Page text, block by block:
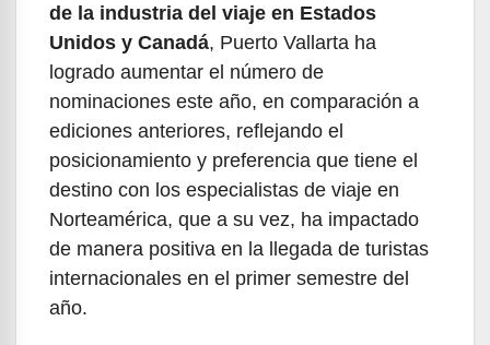
de la industria del viaje en Estados
Unidos y Canadá, Puerto Vallarta ha
logrado aumentar el número de
nominaciones este año, en comparación a
ediciones anteriores, reflejando el
posicionamiento y preferencia que tiene el
destino con los especialistas de viaje en
Norteamérica, que a su vez, ha impactado
de manera positiva en la llegada de turistas
internacionales en el primer semestre del
año.